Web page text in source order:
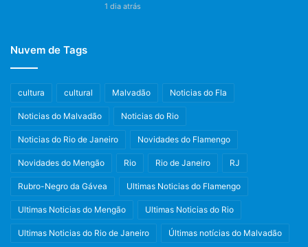
1 dia atrás
Nuvem de Tags
cultura cultural Malvadão Noticias do Fla
Noticias do Malvadão Noticias do Rio
Noticias do Rio de Janeiro Novidades do Flamengo
Novidades do Mengão Rio Rio de Janeiro RJ
Rubro-Negro da Gávea Ultimas Noticias do Flamengo
Ultimas Noticias do Mengão Ultimas Noticias do Rio
Ultimas Noticias do Rio de Janeiro Últimas notícias do Malvadão